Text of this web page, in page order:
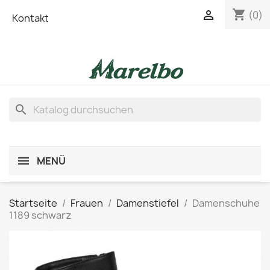
Kontakt shopping_cart (0)

search
MENÜ
Startseite Frauen Damenstiefel
Damenschuhe
1189 schwarz